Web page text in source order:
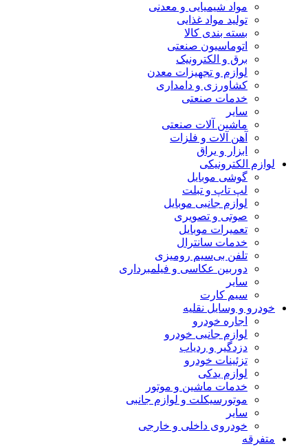
مواد شیمیایی و معدنی
تولید مواد غذایی
بسته بندی کالا
اتوماسیون صنعتی
برق و الکترونیک
لوازم و تجهیزات معدن
کشاورزی و دامداری
خدمات صنعتی
سایر
ماشین آلات صنعتی
آهن آلات و فلزات
ابزار و یراق
لوازم الکترونیکی
گوشی موبایل
لپ تاپ و تبلت
لوازم جانبی موبایل
صوتی و تصویری
تعمیرات موبایل
خدمات سانترال
تلفن بی‌سیم رومیزی
دوربین عکاسی و فیلمبرداری
سایر
سیم کارت
خودرو و وسایل نقلیه
اجاره خودرو
لوازم جانبی خودرو
دزدگیر و ردیاب
تزئینات خودرو
لوازم یدکی
خدمات ماشین و موتور
موتورسیکلت و لوازم جانبی
سایر
خودروی داخلی و خارجی
متفرقه